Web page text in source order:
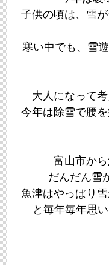
子供の頃は、雪
寒い中でも、雪
大人になって
今年は除雪で腰
富山市から
だんだん雪
魚津はやっぱり
と毎年毎年思